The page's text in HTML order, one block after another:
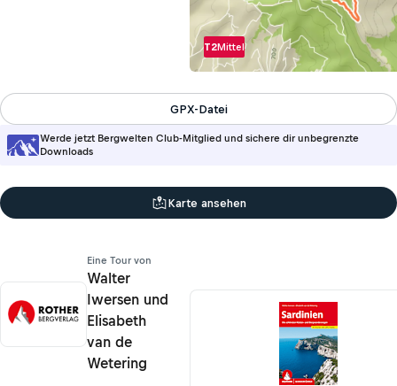
T2Mittel
Werde jetzt Bergwelten Club-Mitglied und sichere dir unbegrenzte
Downloads
GPX-Datei
Karte ansehen
Eine Tour von
Walter
Iwersen und
Elisabeth
van de
Wetering